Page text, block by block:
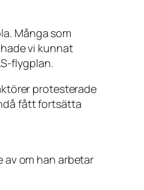
Många som
vi kunnat
flygplan.
protesterade
fått fortsätta
av om han arbetar